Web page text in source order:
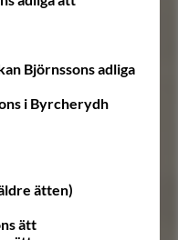
Björnssons adliga
i Byrcherydh
ätten)
ätt